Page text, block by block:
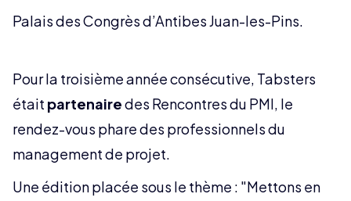
Palais des Congrès d’Antibes Juan-les-Pins.
Pour la troisième année consécutive, Tabsters
était partenairedes Rencontres du PMI, le
rendez-vous phare des professionnels du
management de projet.
Une édition placée sous le thème : "Mettons en